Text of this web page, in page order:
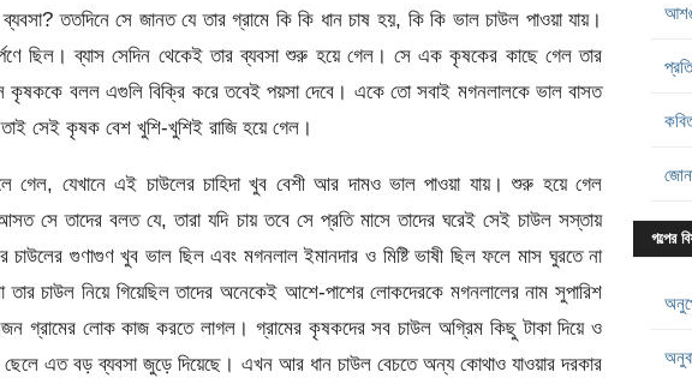
ততদিনে সে জানত যে তার গ্রামে কি কি ধান চাষ হয়, কি কি ভাল চাউল পাওয়া যায়।
ছিল। ব্যাস সেদিন থেকেই তার ব্যবসা শুরু হয়ে গেল। সে এক কৃষকের কাছে গেল তার
বলল এগুলি বিক্রি করে তবেই পয়সা দেবে। একে তো সবাই মগনলালকে ভাল বাসত
সেই কৃষক বেশ খুশি-খুশিই রাজি হয়ে গেল।
গেল, যেখানে এই চাউলের চাহিদা খুব বেশী আর দামও ভাল পাওয়া যায়। শুরু হয়ে গেল
সে তাদের বলত যে, তারা যদি চায় তবে সে প্রতি মাসে তাদের ঘরেই সেই চাউল সস্তায়
গুণাগুণ খুব ভাল ছিল এবং মগনলাল ইমানদার ও মিষ্টি ভাষী ছিল ফলে মাস ঘুরতে না
তার চাউল নিয়ে গিয়েছিল তাদের অনেকেই আশে-পাশের লোকদেরকে মগনলালের নাম সুপারিশ
গ্রামের লোক কাজ করতে লাগল। গ্রামের কৃষকদের সব চাউল অগ্রিম কিছু টাকা দিয়ে ও
এত বড় ব্যবসা জুড়ে দিয়েছে। এখন আর ধান চাউল বেচতে অন্য কোথাও যাওয়ার দরকার
গল্পের